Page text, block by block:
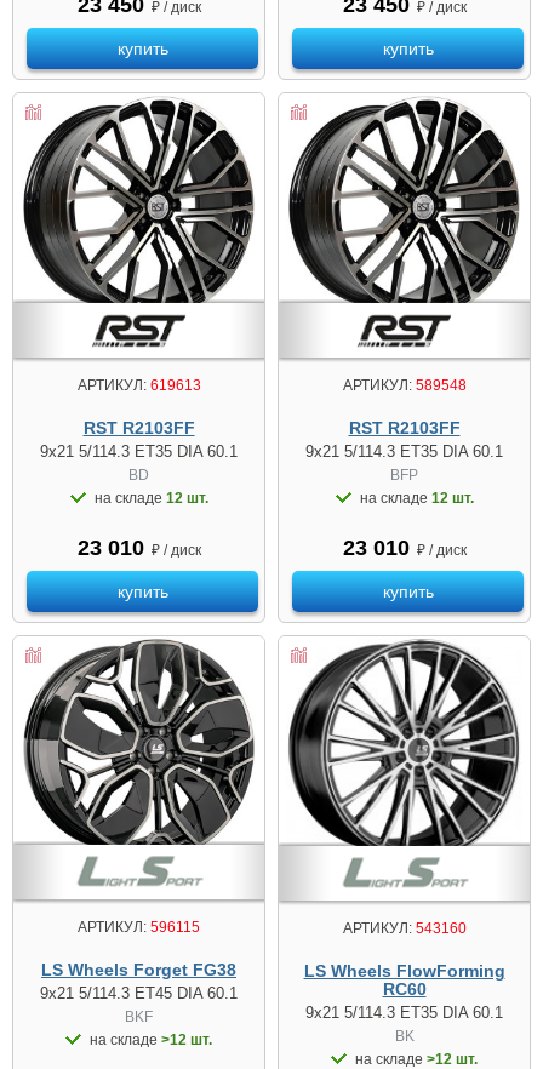
23 450 ₽ / диск
купить
23 450 ₽ / диск
купить
АРТИКУЛ:619613
RST R2103FF
9x21 5/114.3 ET35 DIA 60.1
BD
на складе 12 шт.
23 010 ₽ / диск
купить
АРТИКУЛ:589548
RST R2103FF
9x21 5/114.3 ET35 DIA 60.1
BFP
на складе 12 шт.
23 010 ₽ / диск
купить
АРТИКУЛ: 596115
LS Wheels Forget FG38
9x21 5/114.3 ET45 DIA 60.1
BKF
на складе >12 шт.
АРТИКУЛ:543160
LS Wheels FlowForming
RC60
9x21 5/114.3 ET35 DIA 60.1
BK
на складе >12 шт.